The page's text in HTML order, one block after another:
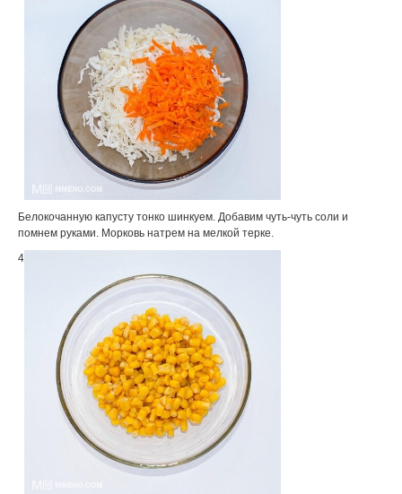
Белокочанную капусту тонко шинкуем. Добавим чуть-чуть соли и
помнем руками. Морковь натрем на мелкой терке.
4